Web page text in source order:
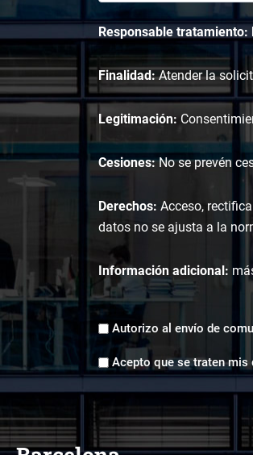
Responsable
Finalidad:Atender la
Legitimación:
Cesiones:No se prevén
Derechos: Acceso,
datos no se ajusta a la
Información adicional:
Envíos
comerciales
*
Autorizo al envío de
Aceptación
tratamiento
de
*
Acepto que se traten